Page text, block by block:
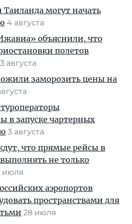
могут начать
4 августа
объяснили, что
полетов
3 августа
заморозить цены на
в запуске чартерных
3 августа
что прямые рейсы в
не только
июля
аэропортов
пространствами для
28 июля